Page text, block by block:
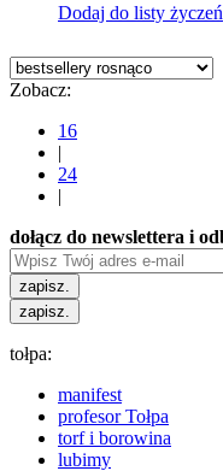
Dodaj do listy życzeń
Zobacz:
16
|
24
|
dołącz do newslettera i
zapisz.
zapisz.
tołpa:
manifest
profesor Tołpa
torf i borowina
lubimy